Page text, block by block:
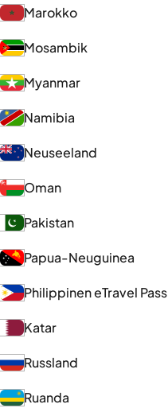
Marokko
Mosambik
Myanmar
Namibia
Neuseeland
Oman
Pakistan
Papua-Neuguinea
Philippinen eTravel Pass
Katar
Russland
Ruanda